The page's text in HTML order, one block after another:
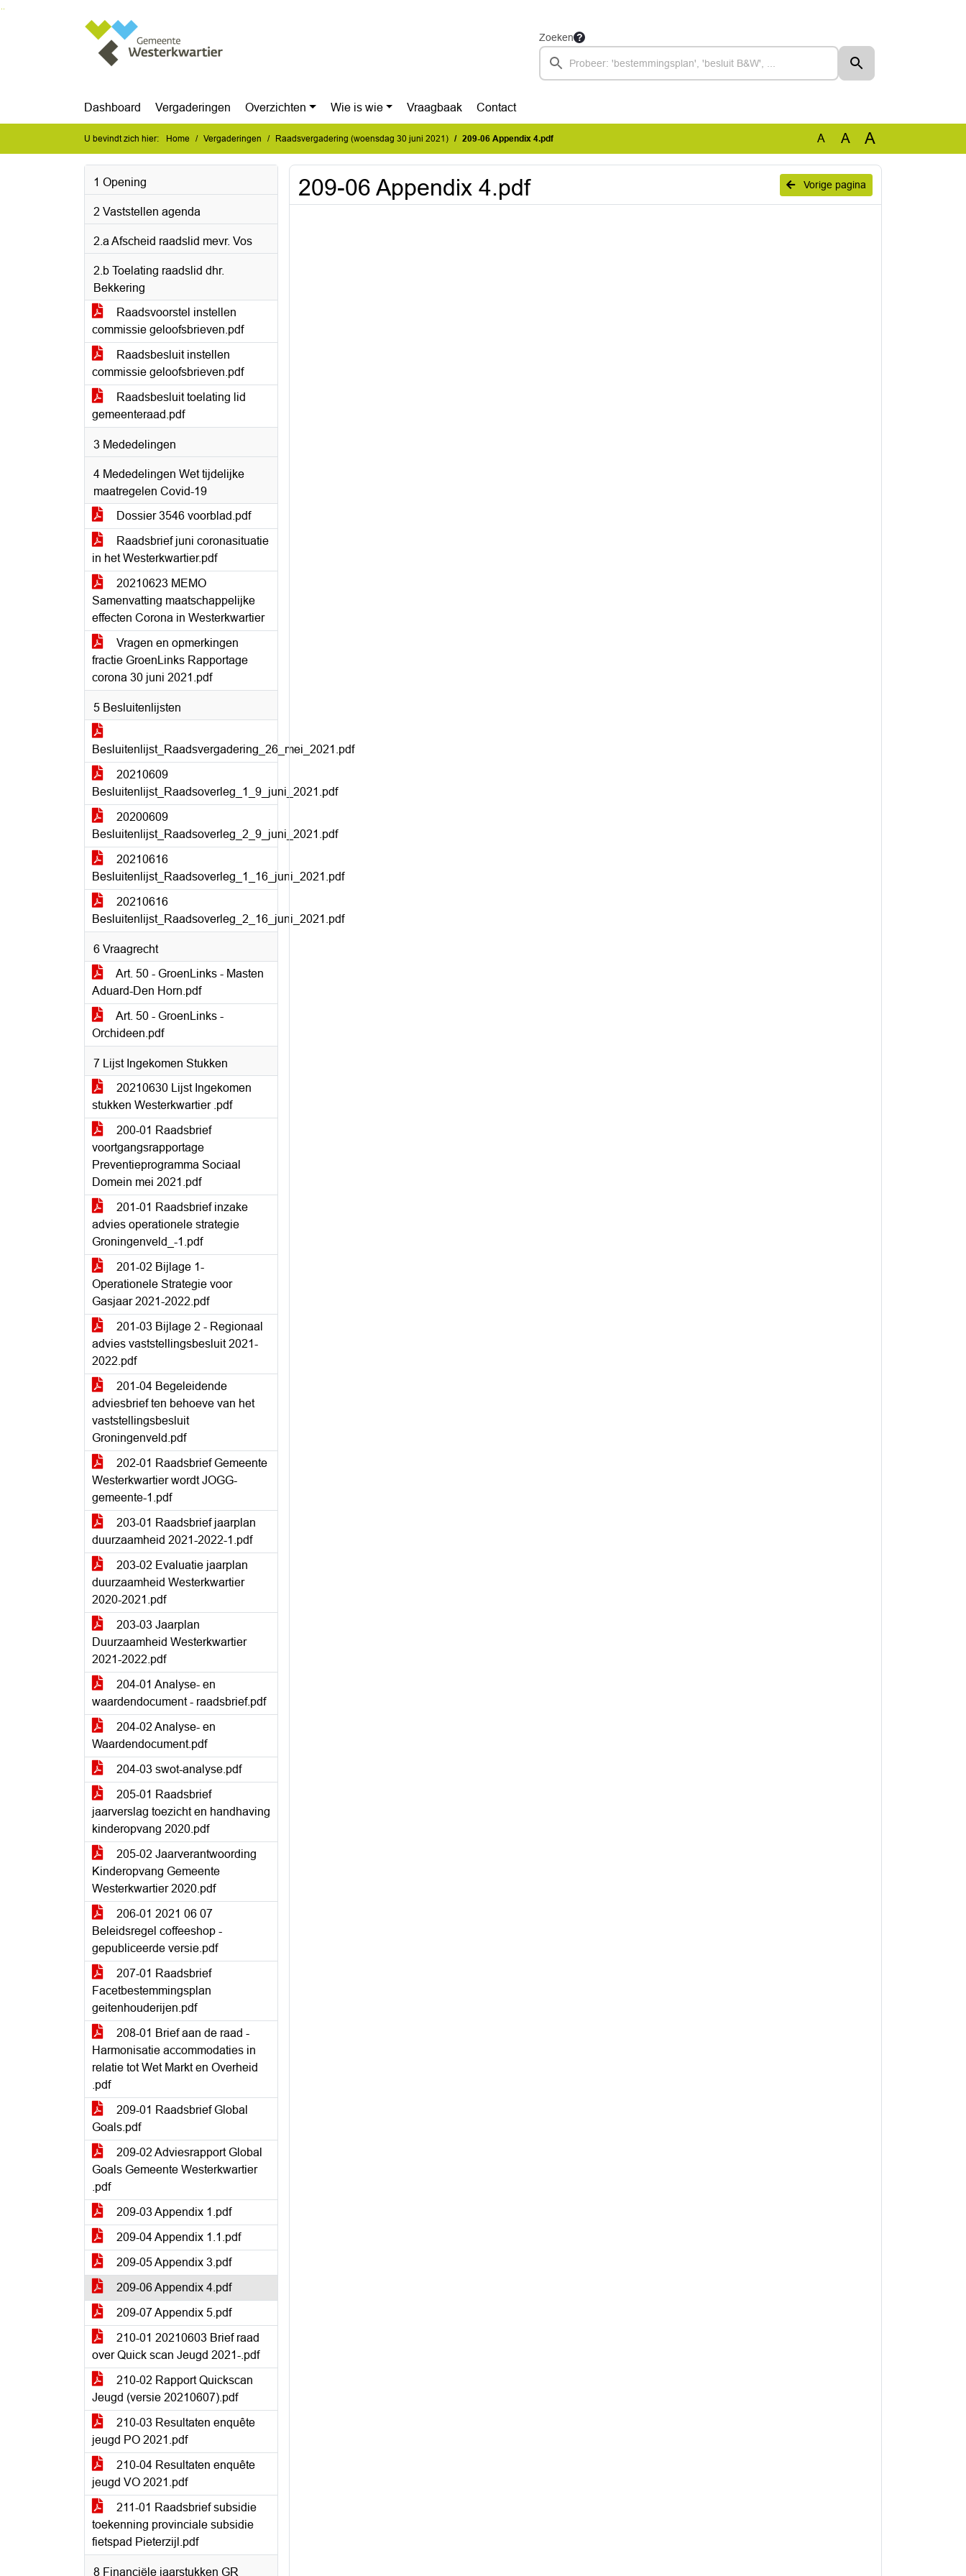
Zoeken
Dashboard Vergaderingen Overzichten Wie is wie Vraagbaak Contact
U bevindt zich hier: Home Vergaderingen Raadsvergadering (woensdag 30 juni 2021) 209-06 Appendix 4.pdf A A A
1 Opening
2 Vaststellen agenda
2.a Afscheid raadslid mevr. Vos
2.b Toelating raadslid dhr.
Bekkering
Raadsvoorstel instellen
commissie geloofsbrieven.pdf
Raadsbesluit instellen
commissie geloofsbrieven.pdf
Raadsbesluit toelating lid
gemeenteraad.pdf
3 Mededelingen
4 Mededelingen Wet tijdelijke
maatregelen Covid-19
Dossier 3546 voorblad.pdf
Raadsbrief juni coronasituatie
in het Westerkwartier.pdf
20210623 MEMO
Samenvatting maatschappelijke
effecten Corona in Westerkwartier
Vragen en opmerkingen
fractie GroenLinks Rapportage
corona 30 juni 2021.pdf
5 Besluitenlijsten
Besluitenlijst_Raadsvergadering_26_mei_2021.pdf
20210609
Besluitenlijst_Raadsoverleg_1_9_juni_2021.pdf
20200609
Besluitenlijst_Raadsoverleg_2_9_juni_2021.pdf
20210616
Besluitenlijst_Raadsoverleg_1_16_juni_2021.pdf
20210616
Besluitenlijst_Raadsoverleg_2_16_juni_2021.pdf
6 Vraagrecht
Art. 50 - GroenLinks - Masten
Aduard-Den Horn.pdf
Art. 50 - GroenLinks -
Orchideen.pdf
7 Lijst Ingekomen Stukken
20210630 Lijst Ingekomen
stukken Westerkwartier .pdf
200-01 Raadsbrief
voortgangsrapportage
Preventieprogramma Sociaal
Domein mei 2021.pdf
201-01 Raadsbrief inzake
advies operationele strategie
Groningenveld_-1.pdf
201-02 Bijlage 1-
Operationele Strategie voor
Gasjaar 2021-2022.pdf
201-03 Bijlage 2 - Regionaal
advies vaststellingsbesluit 2021-
2022.pdf
201-04 Begeleidende
adviesbrief ten behoeve van het
vaststellingsbesluit
Groningenveld.pdf
202-01 Raadsbrief Gemeente
Westerkwartier wordt JOGG-
gemeente-1.pdf
203-01 Raadsbrief jaarplan
duurzaamheid 2021-2022-1.pdf
203-02 Evaluatie jaarplan
duurzaamheid Westerkwartier
2020-2021.pdf
203-03 Jaarplan
Duurzaamheid Westerkwartier
2021-2022.pdf
204-01 Analyse- en
waardendocument - raadsbrief.pdf
204-02 Analyse- en
Waardendocument.pdf
204-03 swot-analyse.pdf
205-01 Raadsbrief
jaarverslag toezicht en handhaving
kinderopvang 2020.pdf
205-02 Jaarverantwoording
Kinderopvang Gemeente
Westerkwartier 2020.pdf
206-01 2021 06 07
Beleidsregel coffeeshop -
gepubliceerde versie.pdf
207-01 Raadsbrief
Facetbestemmingsplan
geitenhouderijen.pdf
208-01 Brief aan de raad -
Harmonisatie accommodaties in
relatie tot Wet Markt en Overheid
.pdf
209-01 Raadsbrief Global
Goals.pdf
209-02 Adviesrapport Global
Goals Gemeente Westerkwartier
.pdf
209-03 Appendix 1.pdf
209-04 Appendix 1.1.pdf
209-05 Appendix 3.pdf
209-06 Appendix 4.pdf
209-07 Appendix 5.pdf
210-01 20210603 Brief raad
over Quick scan Jeugd 2021-.pdf
210-02 Rapport Quickscan
Jeugd (versie 20210607).pdf
210-03 Resultaten enquête
jeugd PO 2021.pdf
210-04 Resultaten enquête
jeugd VO 2021.pdf
211-01 Raadsbrief subsidie
toekenning provinciale subsidie
fietspad Pieterzijl.pdf
8 Financiële jaarstukken GR
Vorige pagina
209-06 Appendix 4.pdf